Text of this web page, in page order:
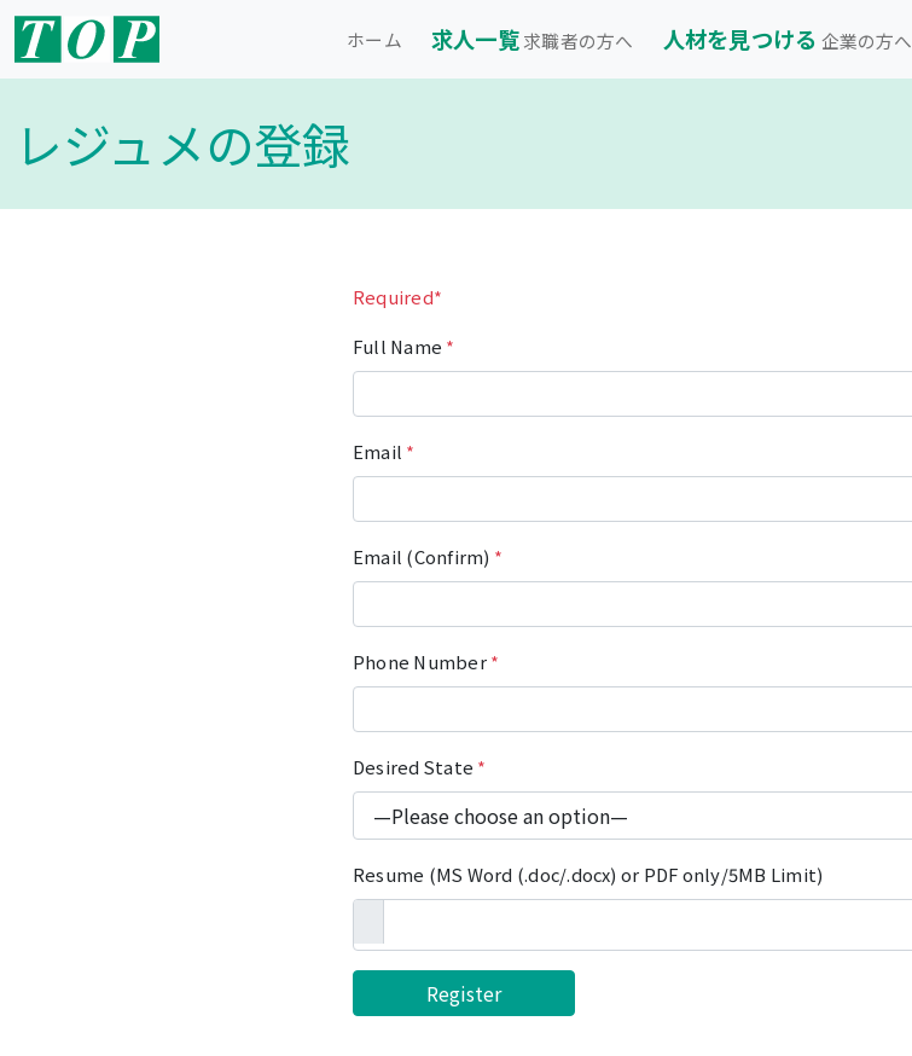
ホーム 求人一覧求職者の方へ 人材を見つける 企業の方へ
レジュメの登録
Required*
Full Name *
Email *
Email (Confirm) *
Phone Number*
Desired State *
Resume (MS Word (.doc/.docx) or PDF only/5MB Limit)